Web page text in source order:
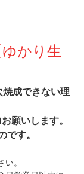
かり生
成できない理
願いします。
です。
。